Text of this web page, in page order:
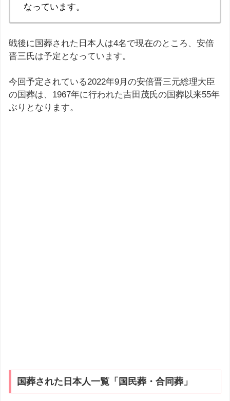
なっています。
戦後に国葬された日本人は4名で現在のところ、安倍
晋三氏は予定となっています。
今回予定されている2022年9月の安倍晋三元総理大臣
の国葬は、1967年に行われた吉田茂氏の国葬以来55年
ぶりとなります。
国葬された日本人一覧「国民葬・合同葬」